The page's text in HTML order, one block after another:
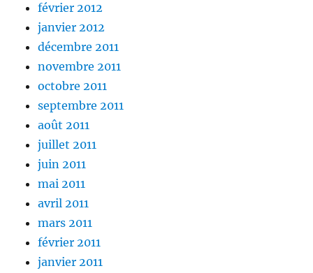
février 2012
janvier 2012
décembre 2011
novembre 2011
octobre 2011
septembre 2011
août 2011
juillet 2011
juin 2011
mai 2011
avril 2011
mars 2011
février 2011
janvier 2011